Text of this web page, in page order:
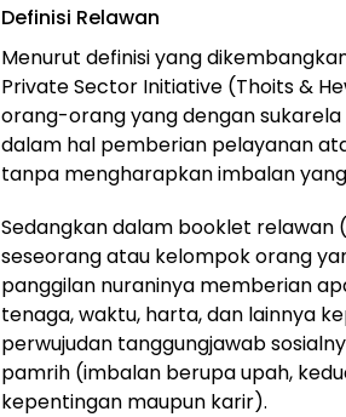
Definisi Relawan
Menurut definisi yang
Private Sector Initiative (Thoits &
orang-orang yang dengan
dalam hal pemberian pelayanan
tanpa mengharapkan imbalan
Sedangkan dalam booklet relawan
seseorang atau kelompok orang
panggilan nuraninya memberian
tenaga, waktu, harta, dan lainnya
perwujudan tanggungjawab
pamrih (imbalan berupa upah,
kepentingan maupun karir).